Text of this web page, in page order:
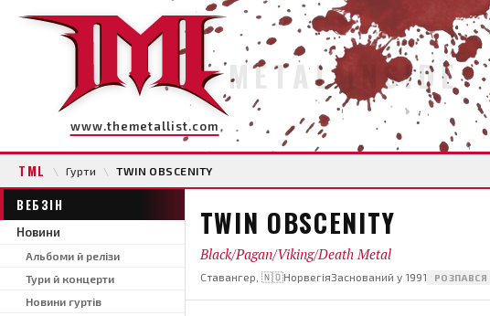
www.themetallist.com
METAL INSIDE
TML \ Гурти \ TWIN OBSCENITY
ВЕБЗІН
Новини
Альбоми й релізи
Тури й концерти
Новини гуртів
TWIN OBSCENITY
Black/Pagan/Viking/Death Metal
Ставангер, 🇳🇴НорвегіяЗаснований у 1991 РОЗПАВСЯ